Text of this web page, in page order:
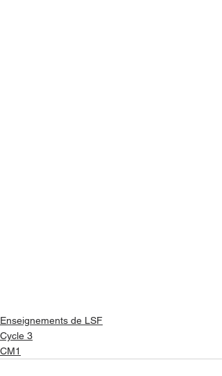
Enseignements de LSF
Cycle 3
CM1